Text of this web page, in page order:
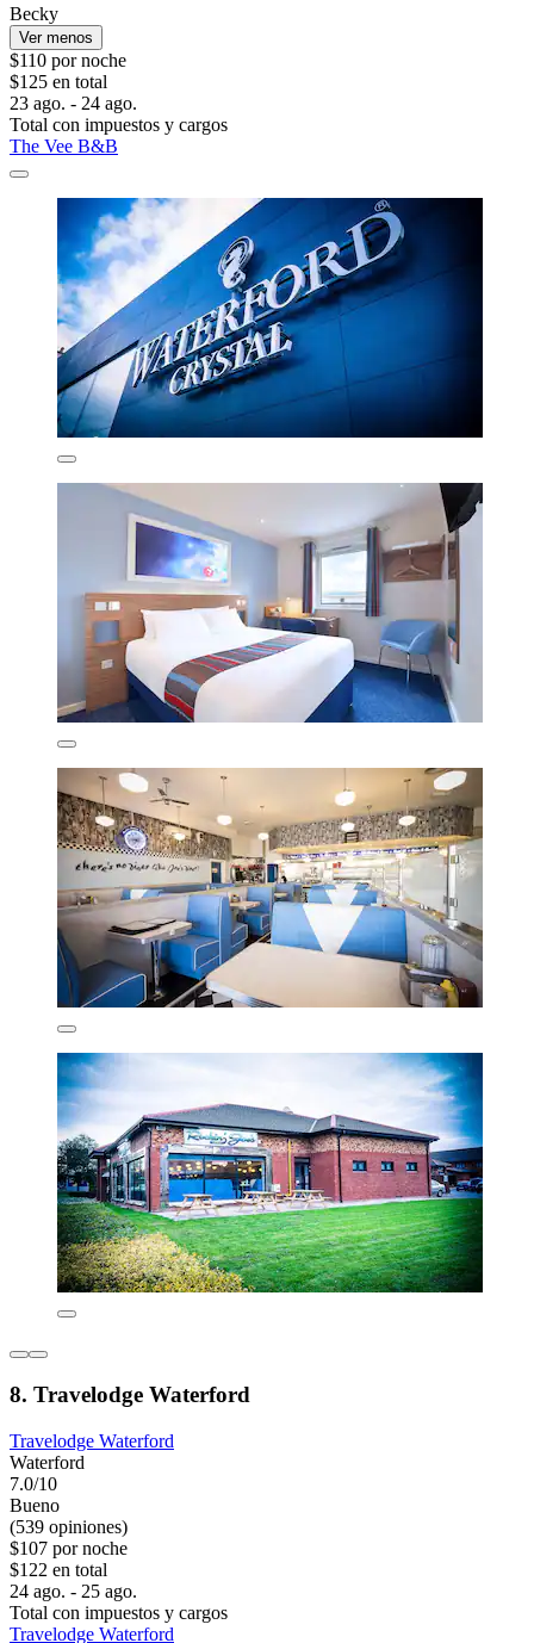
Becky
Ver menos
$110 por noche
$125 en total
23 ago. - 24 ago.
Total con impuestos y cargos
The Vee B&B
8. Travelodge Waterford
Travelodge Waterford
Waterford
7.0/10
Bueno
(539 opiniones)
$107 por noche
$122 en total
24 ago. - 25 ago.
Total con impuestos y cargos
Travelodge Waterford